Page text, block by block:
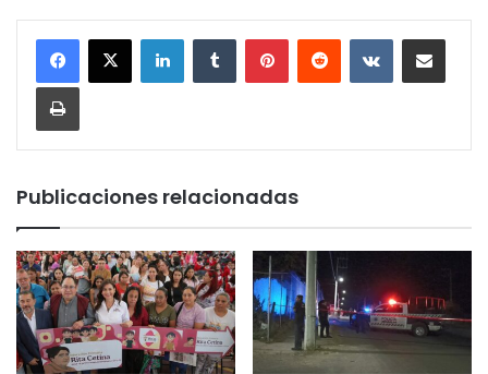
LinkedInTumblr PinterestReddit VKontakteCompartir por
Imprimir
Publicaciones relacionadas